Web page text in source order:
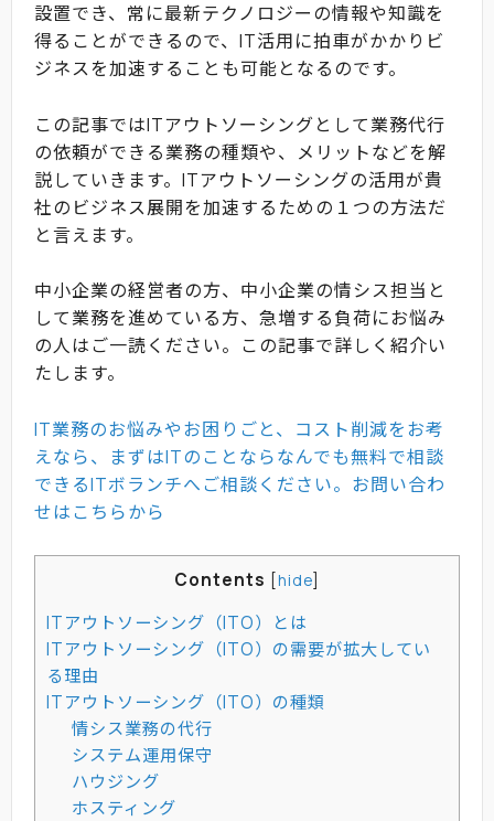
設置でき、常に最新テクノロジーの情報や知識を
得ることができるので、IT活用に拍車がかかりビ
ジネスを加速することも可能となるのです。
この記事ではITアウトソーシングとして業務代行
の依頼ができる業務の種類や、メリットなどを解
説していきます。ITアウトソーシングの活用が貴
社のビジネス展開を加速するための１つの方法だ
と言えます。
中小企業の経営者の方、中小企業の情シス担当と
して業務を進めている方、急増する負荷にお悩み
の人はご一読ください。この記事で詳しく紹介い
たします。
IT業務のお悩みやお困りごと、コスト削減をお考
えなら、まずはITのことならなんでも無料で相談
できるITボランチへご相談ください。お問い合わ
せはこちらから
Contents [hide]
ITアウトソーシング（ITO）とは
ITアウトソーシング（ITO）の需要が拡大してい
る理由
ITアウトソーシング（ITO）の種類
情シス業務の代行
システム運用保守
ハウジング
ホスティング